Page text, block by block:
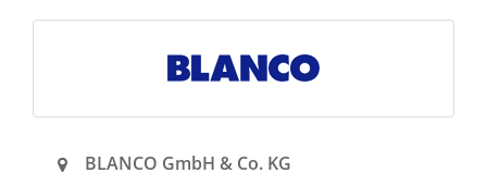
BLANCO GmbH & Co. KG